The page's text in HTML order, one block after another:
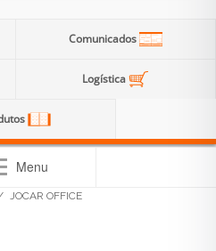
Comunicados
Logística
Menu
JOCAR OFFICE